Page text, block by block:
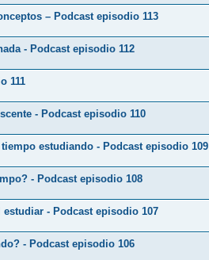
– Podcast episodio 113
- Podcast episodio 112
111
- Podcast episodio 110
estudiando - Podcast episodio 109
- Podcast episodio 108
- Podcast episodio 107
- Podcast episodio 106